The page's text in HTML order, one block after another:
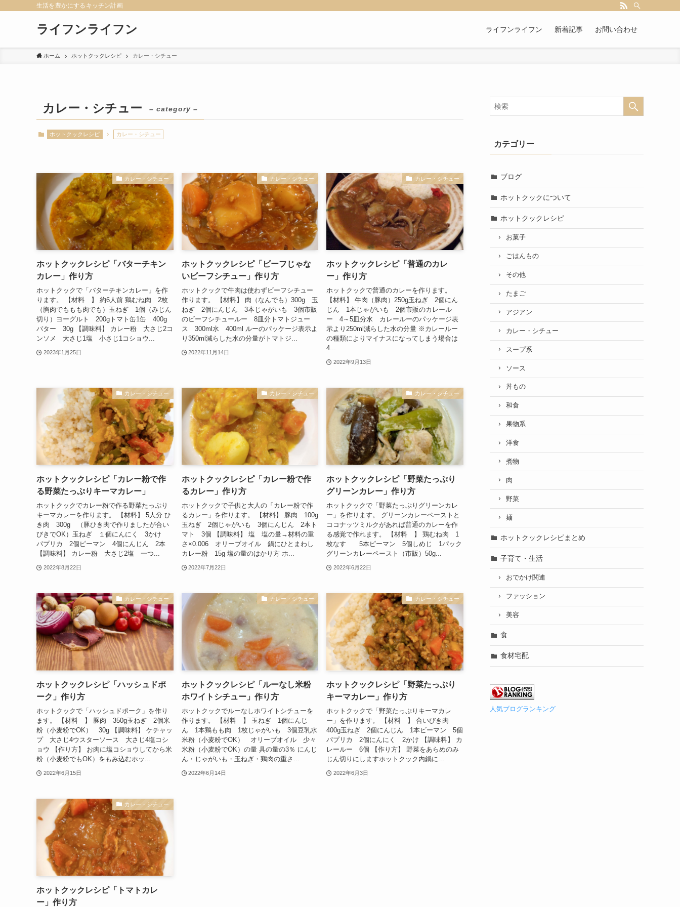
生活を豊かにするキッチン計画
ライフンライフン ライフンライフン 新着記事 お問い合わせ
ホーム ホットクックレシピ カレー・シチュー
カレー・シチュー – category –
ホットクックレシピ カレー・シチュー
カレー・シチュー
ホットクックレシピ「バターチキン
カレー」作り方
ホットクックで「バターチキンカレー」を作
ります。 【材料 】 約6人前 鶏むね肉 2枚
（胸肉でももも肉でも）玉ねぎ 1個（みじん
切り）ヨーグルト 200gトマト缶1缶 400g
バター 30g 【調味料】 カレー粉 大さじ2コ
ンソメ 大さじ1塩 小さじ1コショウ...
2023年1月25日
カレー・シチュー
ホットクックレシピ「ビーフじゃな
いビーフシチュー」作り方
ホットクックで牛肉は使わずビーフシチュー
作ります。 【材料】 肉（なんでも）300g 玉
ねぎ 2個にんじん 3本じゃがいも 3個市販
のビーフシチュールー 8皿分トマトジュー
ス 300ml水 400ml ルーのパッケージ表示よ
り350ml減らした水の分量がトマトジ...
2022年11月14日
カレー・シチュー
ホットクックレシピ「普通のカレ
ー」作り方
ホットクックで普通のカレーを作ります。
【材料】 牛肉（豚肉）250g玉ねぎ 2個にん
じん 1本じゃがいも 2個市販のカレール
ー 4～5皿分水 カレールーのパッケージ表
示より250ml減らした水の分量 ※カレールー
の種類によりマイナスになってしまう場合は
4...
2022年9月13日
カレー・シチュー
ホットクックレシピ「カレー粉で作
る野菜たっぷりキーマカレー」
ホットクックでカレー粉で作る野菜たっぷり
キーマカレーを作ります。 【材料】 5人分 ひ
き肉 300g （豚ひき肉で作りましたが合い
びきでOK）玉ねぎ １個にんにく 3かけ
パプリカ 2個ピーマン 4個にんじん 2本
【調味料】 カレー粉 大さじ2塩 一つ...
2022年8月22日
カレー・シチュー
ホットクックレシピ「カレー粉で作
るカレー」作り方
ホットクックで子供と大人の「カレー粉で作
るカレー」を作ります。 【材料】 豚肉 100g
玉ねぎ 2個じゃがいも 3個にんじん 2本ト
マト 3個 【調味料】 塩 塩の量→材料の重
さ×0.006 オリーブオイル 鍋にひとまわし
カレー粉 15g 塩の量のはかり方 ホ...
2022年7月22日
カレー・シチュー
ホットクックレシピ「野菜たっぷり
グリーンカレー」作り方
ホットクックで「野菜たっぷりグリーンカレ
ー」を作ります。 グリーンカレーペーストと
ココナッツミルクがあれば普通のカレーを作
る感覚で作れます。 【材料 】 鶏むね肉 1
枚なす 5本ピーマン 5個しめじ 1パック
グリーンカレーペースト（市販）50g...
2022年6月22日
カレー・シチュー
ホットクックレシピ「ハッシュドポ
ーク」作り方
ホットクックで「ハッシュドポーク」を作り
ます。 【材料 】 豚肉 350g玉ねぎ 2個米
粉（小麦粉でOK） 30g 【調味料】 ケチャッ
プ 大さじ4ウスターソース 大さじ4塩コシ
ョウ 【作り方】 お肉に塩コショウしてから米
粉（小麦粉でもOK）をもみ込むホッ...
2022年6月15日
カレー・シチュー
ホットクックレシピ「ルーなし米粉
ホワイトシチュー」作り方
ホットクックでルーなしホワイトシチューを
作ります。 【材料 】 玉ねぎ 1個にんじ
ん 1本鶏もも肉 1枚じゃがいも 3個豆乳水
米粉（小麦粉でOK） オリーブオイル 少々
米粉（小麦粉でOK）の量 具の量の3％ にんじ
ん・じゃがいも・玉ねぎ・鶏肉の重さ...
2022年6月14日
カレー・シチュー
ホットクックレシピ「野菜たっぷり
キーマカレー」作り方
ホットクックで「野菜たっぷりキーマカレ
ー」を作ります。 【材料 】 合いびき肉
400g玉ねぎ 2個にんじん 1本ビーマン 5個
パプリカ 2個にんにく 2かけ 【調味料】 カ
レールー 6個 【作り方】 野菜をあらめのみ
じん切りにしますホットクック内鍋に...
2022年6月3日
カレー・シチュー
ホットクックレシピ「トマトカレ
ー」作り方
カテゴリー
ブログ
ホットクックについて
ホットクックレシピ
お菓子
ごはんもの
その他
たまご
アジアン
カレー・シチュー
スープ系
ソース
丼もの
和食
果物系
洋食
煮物
肉
野菜
麺
ホットクックレシピまとめ
子育て・生活
おでかけ関連
ファッション
美容
食
食材宅配
人気ブログランキング